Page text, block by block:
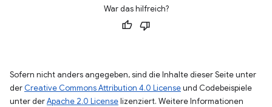
War das hilfreich?
Sofern nicht anders angegeben, sind die Inhalte dieser Seite unter
der Creative Commons Attribution 4.0 Licenseund Codebeispiele
unter derApache 2.0 Licenselizenziert. Weitere Informationen